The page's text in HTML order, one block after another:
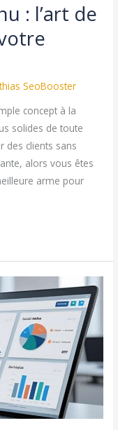
: l’art de
SeoBooster
concept à la
solides de toute
des clients sans
alors vous êtes
arme pour